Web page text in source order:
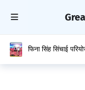
फिना सिंह सिंचाई